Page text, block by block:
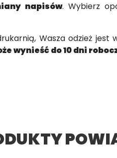
napisów. Wybierz
Wasza odzież
wynieść do 10 dni